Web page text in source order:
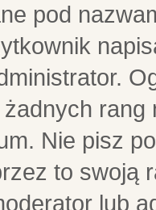
pod
Nie pisz
to swoją
lub